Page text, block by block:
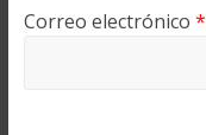
Correo electrónico *